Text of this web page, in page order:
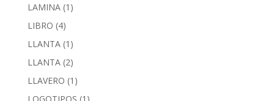
LAMINA (1)
LIBRO (4)
LLANTA (1)
LLANTA (2)
LLAVERO (1)
LOGOTIPOS (1)